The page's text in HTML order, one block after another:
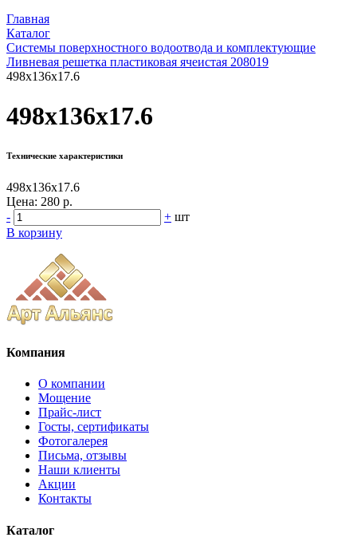
Главная
Каталог
Системы поверхностного водоотвода и комплектующие
Ливневая решетка пластиковая ячеистая 208019
498х136х17.6
498х136х17.6
Технические характеристики
498х136х17.6
Цена: 280 р.
-
+ шт
В корзину
Компания
О компании
Мощение
Прайс-лист
Госты, сертификаты
Фотогалерея
Письма, отзывы
Наши клиенты
Акции
Контакты
Каталог